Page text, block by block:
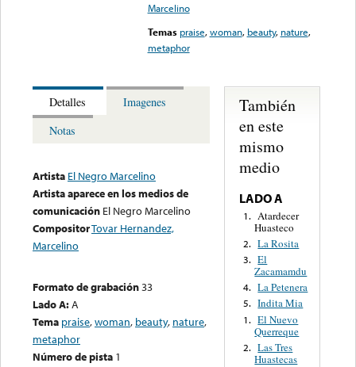
Marcelino
Temas praise,woman, beauty, nature,
metaphor
Detalles
Imagenes
Notas
Artista El Negro Marcelino
Artista aparece en los medios de
comunicación El Negro Marcelino
CompositorTovar Hernandez,
Marcelino
Formato de grabación33
Lado A:A
Tema praise,woman, beauty, nature,
metaphor
Número de pista 1
También
en este
mismo
medio
LADO A
1. Atardecer
Huasteco
2. La Rosita
3. El
Zacamamdu
4. La Petenera
5. Indita Mia
1. El Nuevo
Querreque
2. Las Tres
Huastecas